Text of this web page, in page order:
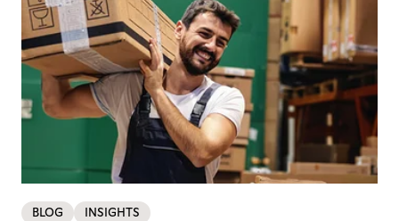
BLOG INSIGHTS